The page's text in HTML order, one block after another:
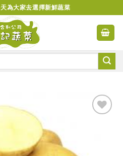
為大家去選擇新鮮蔬菜